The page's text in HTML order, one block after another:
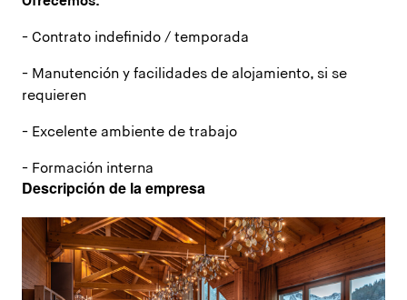
- Contrato indefinido / temporada
- Manutención y facilidades de alojamiento, si se
requieren
- Excelente ambiente de trabajo
- Formación interna
Descripción de la empresa